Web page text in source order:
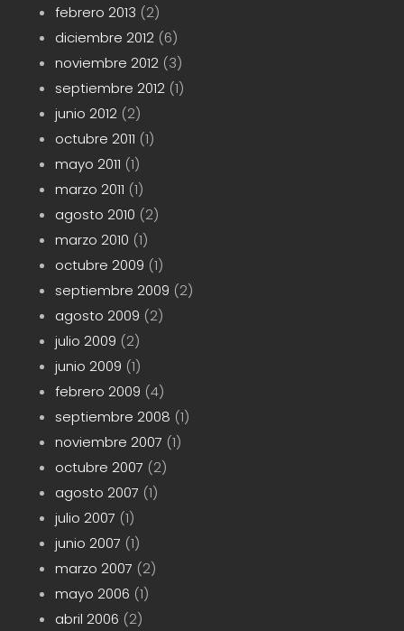
febrero 2013 (2)
diciembre 2012(6)
noviembre 2012(3)
septiembre 2012(1)
junio 2012(2)
octubre 2011 (1)
mayo 2011 (1)
marzo 2011 (1)
agosto 2010 (2)
marzo 2010 (1)
octubre 2009 (1)
septiembre 2009 (2)
agosto 2009 (2)
julio 2009 (2)
junio 2009 (1)
febrero 2009 (4)
septiembre 2008 (1)
noviembre 2007 (1)
octubre 2007 (2)
agosto 2007 (1)
julio 2007 (1)
junio 2007 (1)
marzo 2007 (2)
mayo 2006 (1)
abril 2006 (2)